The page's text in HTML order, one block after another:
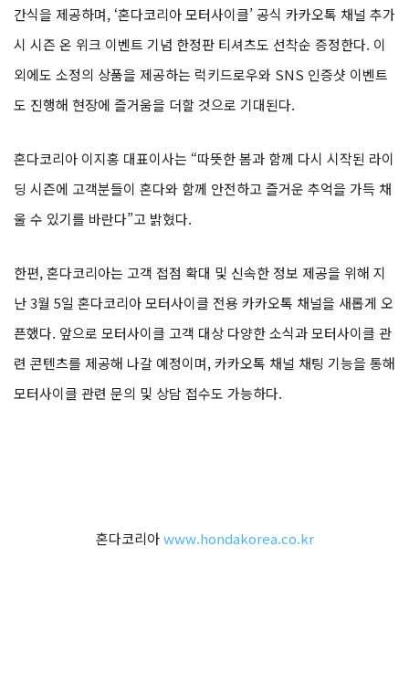
간식을 제공하며, ‘혼다코리아 모터사이클’ 공식 카카오톡 채널 추가
시 시즌 온 위크 이벤트 기념 한정판 티셔츠도 선착순 증정한다. 이
외에도 소정의 상품을 제공하는 럭키드로우와 SNS 인증샷 이벤트
도 진행해 현장에 즐거움을 더할 것으로 기대된다.
혼다코리아 이지홍 대표이사는 “따뜻한 봄과 함께 다시 시작된 라이
딩 시즌에 고객분들이 혼다와 함께 안전하고 즐거운 추억을 가득 채
울 수 있기를 바란다”고 밝혔다.
한편, 혼다코리아는 고객 접점 확대 및 신속한 정보 제공을 위해 지
난 3월 5일 혼다코리아 모터사이클 전용 카카오톡 채널을 새롭게 오
픈했다. 앞으로 모터사이클 고객 대상 다양한 소식과 모터사이클 관
련 콘텐츠를 제공해 나갈 예정이며, 카카오톡 채널 채팅 기능을 통해
모터사이클 관련 문의 및 상담 접수도 가능하다.
혼다코리아www.hondakorea.co.kr